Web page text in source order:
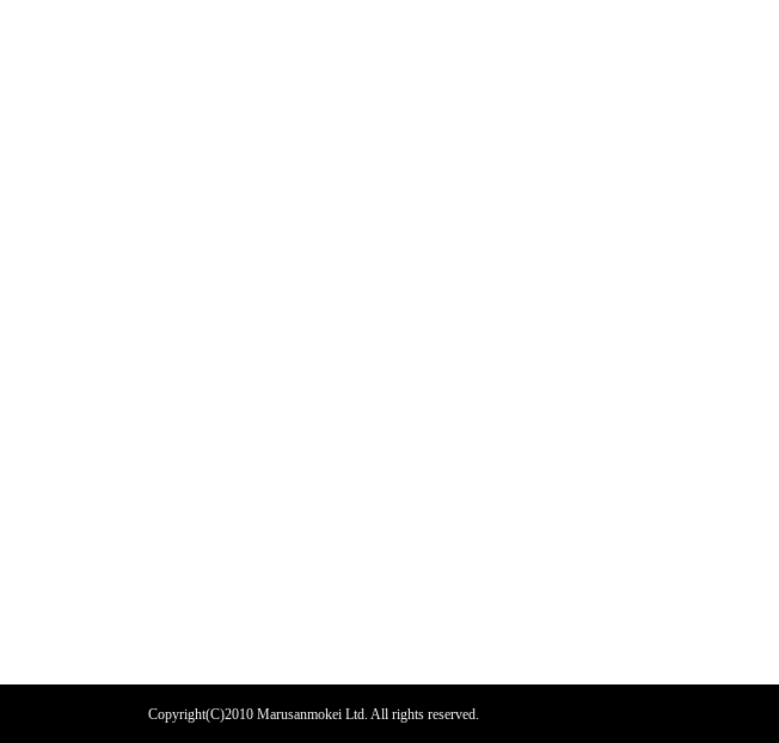
Copyright(C)2010 Marusanmokei Ltd. All rights reserved.